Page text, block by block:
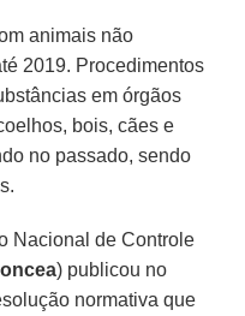
animais não
2019. Procedimentos
em órgãos
bois, cães e
no passado, sendo
Nacional de Controle
) publicou no
normativa que